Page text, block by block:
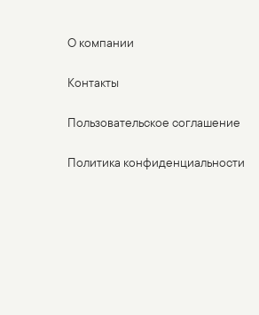
О компании
Контакты
Пользовательское соглашение
Политика конфиденциальности